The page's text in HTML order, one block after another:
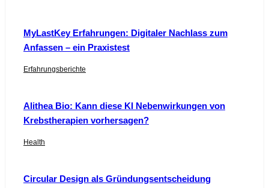
MyLastKey Erfahrungen: Digitaler Nachlass zum
Anfassen – ein Praxistest
Erfahrungsberichte
Alithea Bio: Kann diese KI Nebenwirkungen von
Krebstherapien vorhersagen?
Health
Circular Design als Gründungsentscheidung